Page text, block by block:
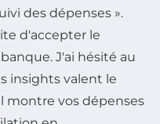
des dépenses ».
d'accepter le
J'ai hésité au
insights valent le
montre vos dépenses